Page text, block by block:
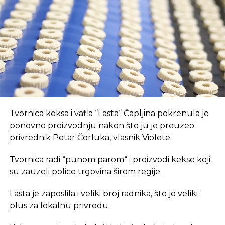
suvremeni način rada.
REKLAMA
U coworking prostoru, radnici su okruženi sličnim
profesionalcima, što potiče produktivnost i radnu
atmosferu koju je teško postići u kućnom
Dodatna prednost coworkinga je umrežavanje i
prostoru omogućava razmjenu ideja, kontakata i
suradnji, čime coworking prostor postaje inkubator
Tvornica keksa i vafla “Lasta“ Čapljina pokrenula je
ponovno proizvodnju nakon što ju je preuzeo
privrednik Petar Čorluka, vlasnik Violete.
Tvornica radi “punom parom“ i proizvodi kekse koji
su zauzeli police trgovina širom regije.
Lasta je zaposlila i veliki broj radnika, što je veliki
plus za lokalnu privredu.